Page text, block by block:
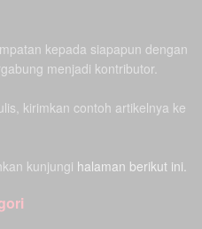
kepada siapapun dengan
menjadi kontributor.
kirimkan contoh artikelnya ke
kunjungi halaman berikut ini.